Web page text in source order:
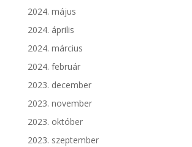
2024. május
2024. április
2024. március
2024. február
2023. december
2023. november
2023. október
2023. szeptember